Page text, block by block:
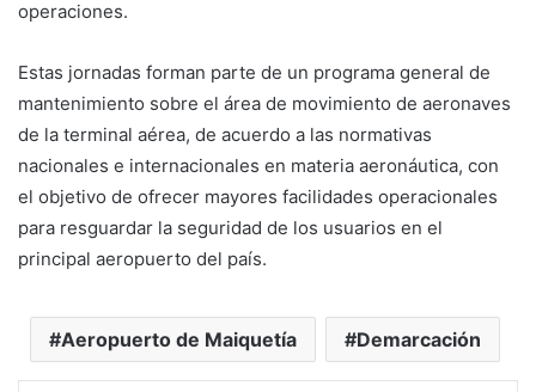
operaciones.
Estas jornadas forman parte de un programa general de
mantenimiento sobre el área de movimiento de aeronaves
de la terminal aérea, de acuerdo a las normativas
nacionales e internacionales en materia aeronáutica, con
el objetivo de ofrecer mayores facilidades operacionales
para resguardar la seguridad de los usuarios en el
principal aeropuerto del país.
Aeropuerto de Maiquetía Demarcación